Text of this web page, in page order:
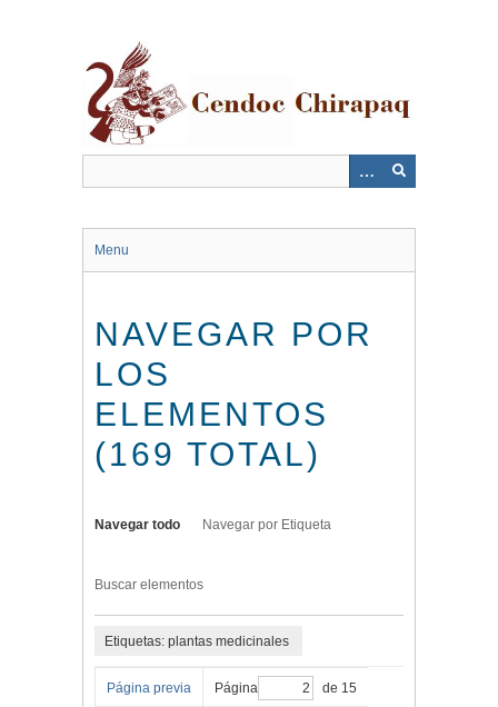
Menu
NAVEGAR POR
LOS
ELEMENTOS
(169 TOTAL)
Navegar todo Navegar por Etiqueta
Buscar elementos
Etiquetas: plantas medicinales
Página previa Página de 15